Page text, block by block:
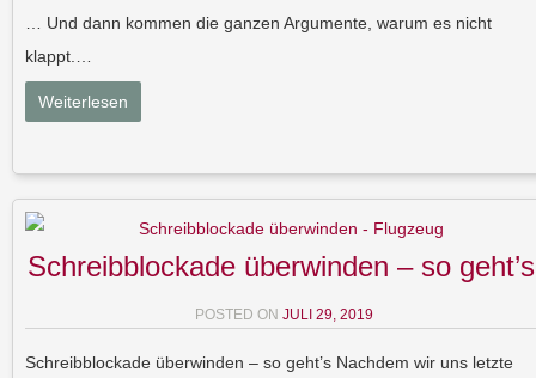
… Und dann kommen die ganzen Argumente, warum es nicht
klappt.…
Weiterlesen
Schreibblockade überwinden – so geht’s
POSTED ON JULI 29, 2019
Schreibblockade überwinden – so geht’s Nachdem wir uns letzte